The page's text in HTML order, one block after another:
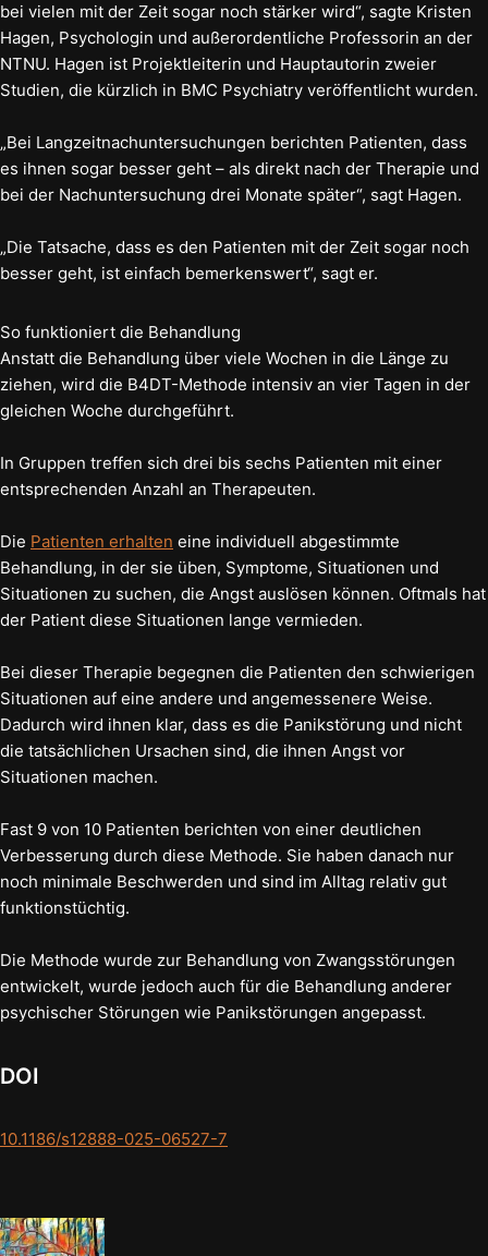
bei vielen mit der Zeit sogar noch stärker wird“, sagte Kristen
Hagen, Psychologin und außerordentliche Professorin an der
NTNU. Hagen ist Projektleiterin und Hauptautorin zweier
Studien, die kürzlich in BMC Psychiatry veröffentlicht wurden.
„Bei Langzeitnachuntersuchungen berichten Patienten, dass
es ihnen sogar besser geht – als direkt nach der Therapie und
bei der Nachuntersuchung drei Monate später“, sagt Hagen.
„Die Tatsache, dass es den Patienten mit der Zeit sogar noch
besser geht, ist einfach bemerkenswert“, sagt er.
So funktioniert die Behandlung
Anstatt die Behandlung über viele Wochen in die Länge zu
ziehen, wird die B4DT-Methode intensiv an vier Tagen in der
gleichen Woche durchgeführt.
In Gruppen treffen sich drei bis sechs Patienten mit einer
entsprechenden Anzahl an Therapeuten.
Die Patienten erhalten eine individuell abgestimmte
Behandlung, in der sie üben, Symptome, Situationen und
Situationen zu suchen, die Angst auslösen können. Oftmals hat
der Patient diese Situationen lange vermieden.
Bei dieser Therapie begegnen die Patienten den schwierigen
Situationen auf eine andere und angemessenere Weise.
Dadurch wird ihnen klar, dass es die Panikstörung und nicht
die tatsächlichen Ursachen sind, die ihnen Angst vor
Situationen machen.
Fast 9 von 10 Patienten berichten von einer deutlichen
Verbesserung durch diese Methode. Sie haben danach nur
noch minimale Beschwerden und sind im Alltag relativ gut
funktionstüchtig.
Die Methode wurde zur Behandlung von Zwangsstörungen
entwickelt, wurde jedoch auch für die Behandlung anderer
psychischer Störungen wie Panikstörungen angepasst.
DOI
10.1186/s12888-025-06527-7